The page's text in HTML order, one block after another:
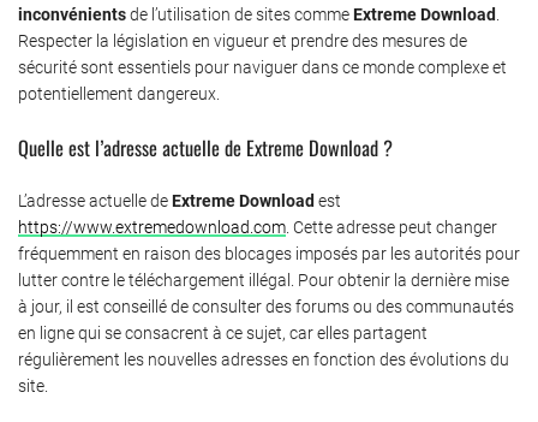
inconvénientsde l’utilisation de sites commeExtreme Download
Respecter la législation en vigueur et prendre des mesures de
sécurité sont essentiels pour naviguer dans ce monde complexe et
potentiellement dangereux.
Quelle est l’adresse actuelle de Extreme Download ?
L’adresse actuelle deExtreme Download est
https://www.extremedownload.com . Cette adresse peut changer
fréquemment en raison des blocages imposés par les autorités pour
lutter contre le téléchargement illégal. Pour obtenir la dernière mise
à jour, il est conseillé de consulter des forums ou des communautés
en ligne qui se consacrent à ce sujet, car elles partagent
régulièrement les nouvelles adresses en fonction des évolutions du
site.